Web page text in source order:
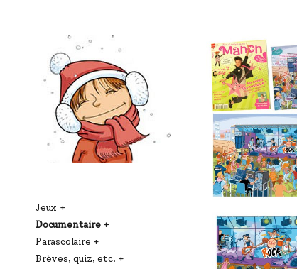
Jeux
Documentaire
Parascolaire
Brèves, quiz, etc.